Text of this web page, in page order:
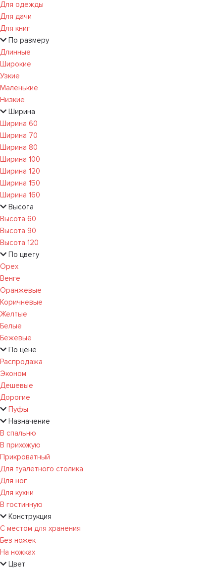
Для одежды
Для дачи
Для книг
По размеру
Длинные
Широкие
Узкие
Маленькие
Низкие
Ширина
Ширина 60
Ширина 70
Ширина 80
Ширина 100
Ширина 120
Ширина 150
Ширина 160
Высота
Высота 60
Высота 90
Высота 120
По цвету
Орех
Венге
Оранжевые
Коричневые
Желтые
Белые
Бежевые
По цене
Распродажа
Эконом
Дешевые
Дорогие
Пуфы
Назначение
В спальню
В прихожую
Прикроватный
Для туалетного столика
Для ног
Для кухни
В гостинную
Конструкция
С местом для хранения
Без ножек
На ножках
Цвет